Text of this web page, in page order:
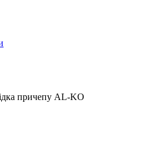
причепу AL-KO